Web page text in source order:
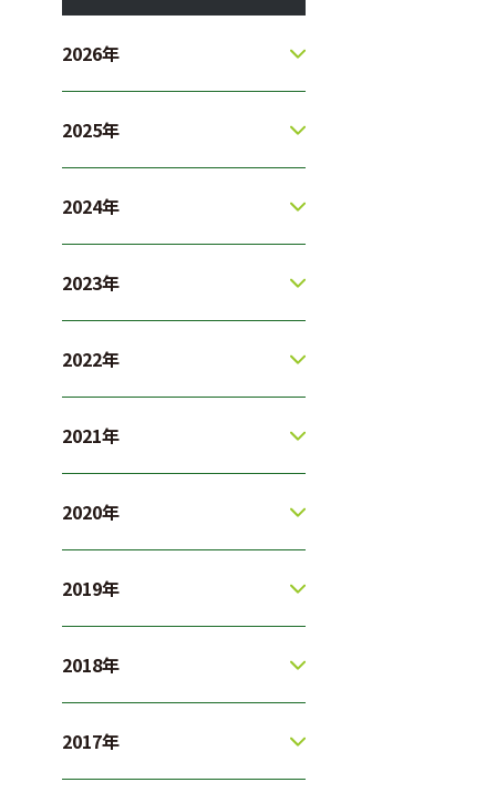
2026年
2025年
2024年
2023年
2022年
2021年
2020年
2019年
2018年
2017年